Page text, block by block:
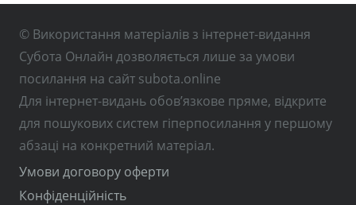
© Використання матеріалів з інтернет-видання
Субота Онлайн дозволяється лише за умови
посилання на сайт subota.online
Для інтернет-видань обов’язкове пряме, відкрите
для пошукових систем гіперпосилання у першому
абзаці на конкретний матеріал.
Умови договору оферти
Конфіденційність